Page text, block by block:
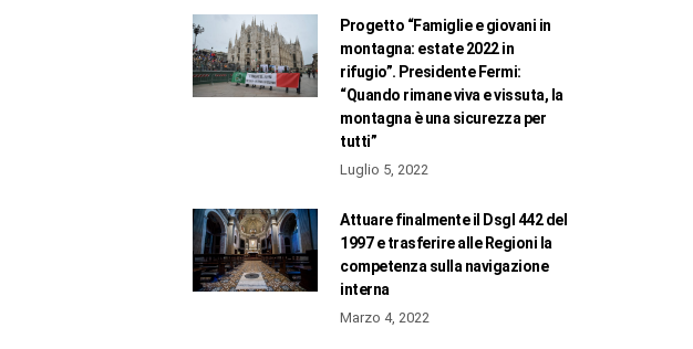
Progetto “Famiglie e giovani in
montagna: estate 2022 in
rifugio”. Presidente Fermi:
“Quando rimane viva e vissuta, la
montagna è una sicurezza per
tutti”
Luglio 5, 2022
Attuare finalmente il Dsgl 442 del
1997 e trasferire alle Regioni la
competenza sulla navigazione
interna
Marzo 4, 2022